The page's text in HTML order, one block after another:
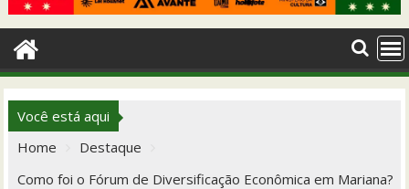
Você está aqui
Home
Destaque
Como foi o Fórum de Diversificação Econômica em Mariana?